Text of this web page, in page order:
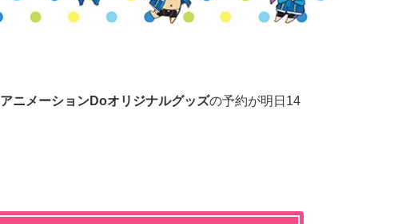
アニメーションDoオリジナルグッズの予約が明日14